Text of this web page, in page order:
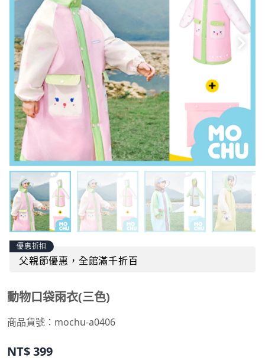
優惠折扣
父親節優惠，全館滿千折百
動物口袋雨衣(三色)
商品貨號： mochu-a0406
NT$399